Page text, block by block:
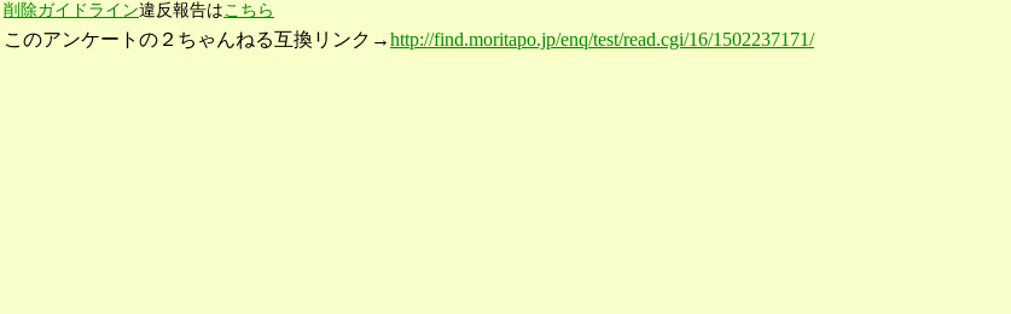
削除ガイドライン違反報告はこちら
このアンケートの２ちゃんねる互換リンク→http://find.moritapo.jp/enq/test/read.cgi/16/1502237171/